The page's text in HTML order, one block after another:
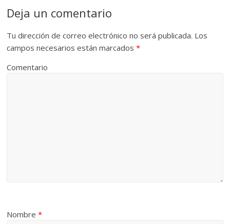
Deja un comentario
Tu dirección de correo electrónico no será publicada. Los
campos necesarios están marcados*
Comentario
Nombre*